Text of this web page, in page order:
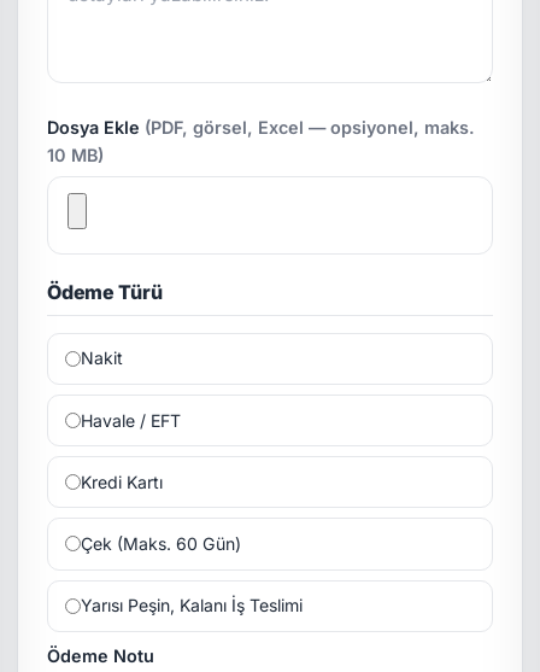
Dosya Ekle (PDF, görsel, Excel — opsiyonel, maks.
10 MB)
Ödeme Türü
Nakit
Havale / EFT
Kredi Kartı
Çek (Maks. 60 Gün)
Yarısı Peşin, Kalanı İş Teslimi
Ödeme Notu